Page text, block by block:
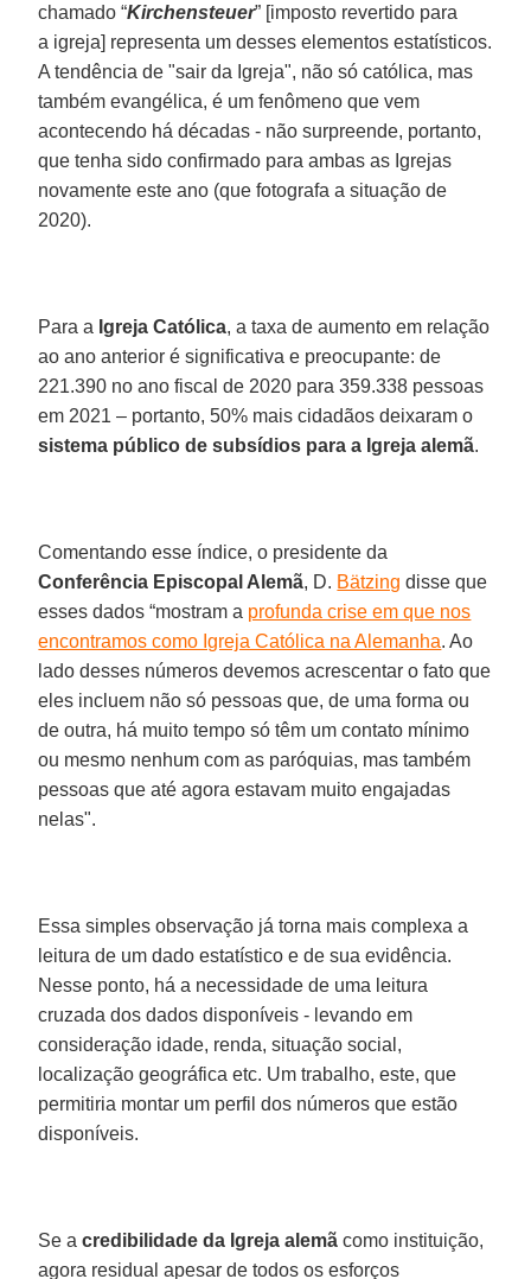
chamado “Kirchensteuer” [imposto revertido para
a igreja] representa um desses elementos estatísticos.
A tendência de "sair da Igreja", não só católica, mas
também evangélica, é um fenômeno que vem
acontecendo há décadas - não surpreende, portanto,
que tenha sido confirmado para ambas as Igrejas
novamente este ano (que fotografa a situação de
2020).
Para a Igreja Católica, a taxa de aumento em relação
ao ano anterior é significativa e preocupante: de
221.390 no ano fiscal de 2020 para 359.338 pessoas
em 2021 – portanto, 50% mais cidadãos deixaram o
sistema público de subsídios para a Igreja alemã.
Comentando esse índice, o presidente da
Conferência Episcopal Alemã, D. Bätzing disse que
esses dados “mostram a profunda crise em que nos
encontramos como Igreja Católica na Alemanha. Ao
lado desses números devemos acrescentar o fato que
eles incluem não só pessoas que, de uma forma ou
de outra, há muito tempo só têm um contato mínimo
ou mesmo nenhum com as paróquias, mas também
pessoas que até agora estavam muito engajadas
nelas".
Essa simples observação já torna mais complexa a
leitura de um dado estatístico e de sua evidência.
Nesse ponto, há a necessidade de uma leitura
cruzada dos dados disponíveis - levando em
consideração idade, renda, situação social,
localização geográfica etc. Um trabalho, este, que
permitiria montar um perfil dos números que estão
disponíveis.
Se acredibilidade da Igreja alemã como instituição,
agora residual apesar de todos os esforços